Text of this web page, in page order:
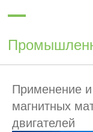
Применение
магнитных
двигателей